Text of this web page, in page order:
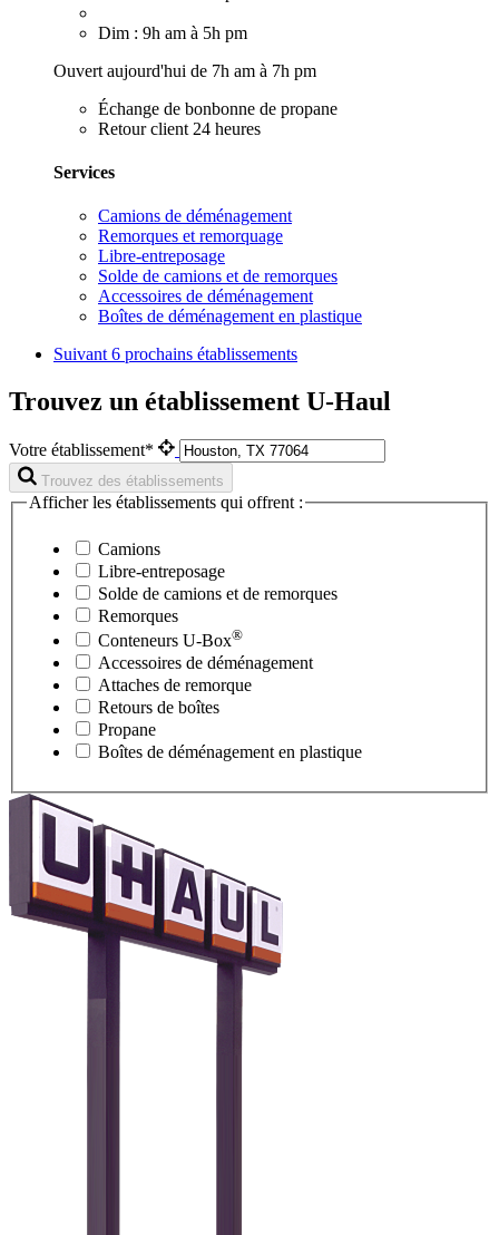
Dim : 9h am à 5h pm
Ouvert aujourd'hui de 7h am à 7h pm
Échange de bonbonne de propane
Retour client 24 heures
Services
Camions de déménagement
Remorques et remorquage
Libre-entreposage
Solde de camions et de remorques
Accessoires de déménagement
Boîtes de déménagement en plastique
Suivant 6 prochains établissements
Trouvez un établissement U-Haul
Votre établissement*
Trouvez des établissements
Afficher les établissements qui offrent :
Camions
Libre-entreposage
Solde de camions et de remorques
Remorques
Conteneurs U-Box®
Accessoires de déménagement
Attaches de remorque
Retours de boîtes
Propane
Boîtes de déménagement en plastique